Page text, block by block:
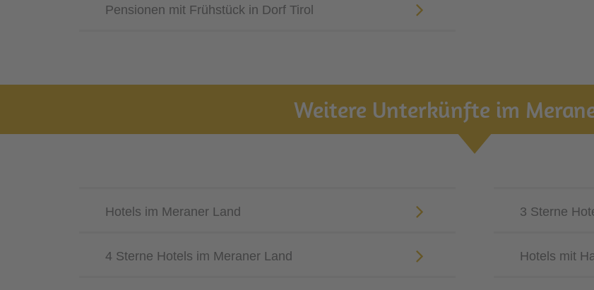
Pensionen mit Frühstück in Dorf Tirol
Weitere Unterkünfte im
Hotels im Meraner Land 3 Sterne
4 Sterne Hotels im Meraner Land Hotels mit